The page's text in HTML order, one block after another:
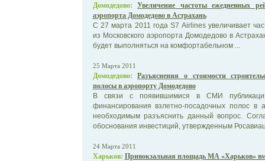
Домодедово:
Увеличение частоты ежедневных
аэропорта Домодедово в Астрахань
С 27 марта 2011 года S7 Airlines увеличивает
из Московского аэропорта Домодедово в
будет выполняться на комфортабельном ...
25 Марта 2011
Домодедово:
Разъяснения о стоимости
полосы в аэропорту Домодедово
В связи с появившимися в СМИ
финансирования взлетно-посадочных полос в
необходимым разъяснить данный вопрос.
обоснования инвестиций, утвержденным
24 Марта 2011
Харьков: Привокзальная площадь МА «Харьков»